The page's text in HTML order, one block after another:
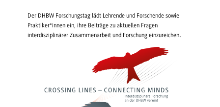
Der DHBW Forschungstag lädt Lehrende und Forschende sowie
Praktiker*innen ein, ihre Beiträge zu aktuellen Fragen
interdisziplinärer Zusammenarbeit und Forschung einzureichen.